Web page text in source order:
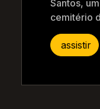
Santos,
cemitério
assistir